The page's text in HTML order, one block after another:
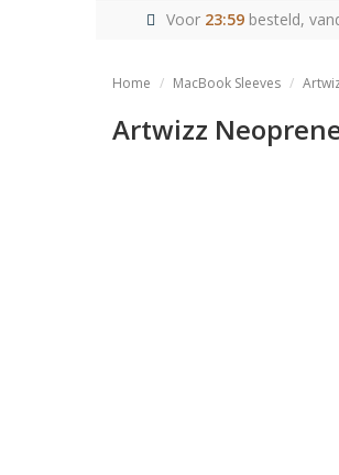
Voor 23:59besteld,
Home MacBook Sleeves
Artwizz